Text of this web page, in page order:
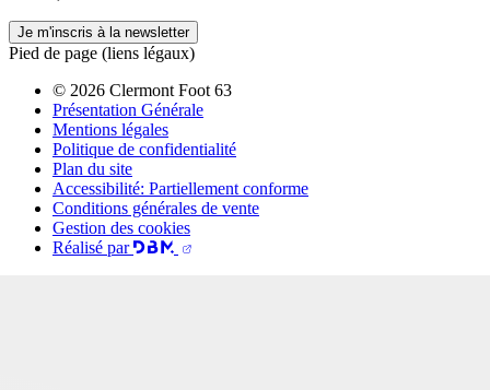
Je m'inscris à la newsletter
Pied de page (liens légaux)
© 2026 Clermont Foot 63
Présentation Générale
Mentions légales
Politique de confidentialité
Plan du site
Accessibilité: Partiellement conforme
Conditions générales de vente
Gestion des cookies
Réalisé par